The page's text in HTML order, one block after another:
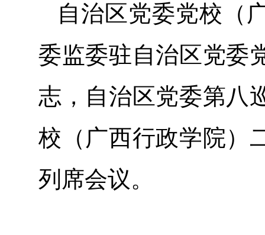
自治区党委党校（
委监委驻自治区党委
志，自治区党委第八
校（广西行政学院）
列席会议。